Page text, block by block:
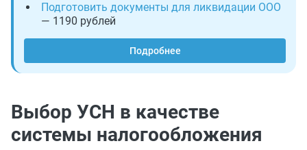
Подготовить документы для ликвидации ООО
— 1190 рублей
Подробнее
Выбор УСН в качестве
системы налогообложения